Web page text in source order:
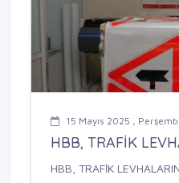
15 Mayıs 2025 ,
HBB, TRAFİK
HBB, TRAFİK